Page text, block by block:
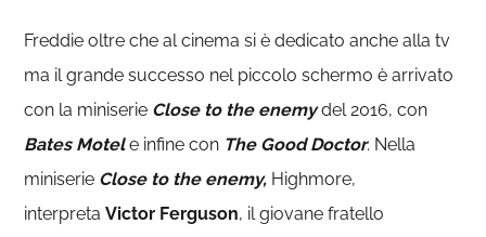
Freddie oltre che al cinema si è dedicato anche alla tv
ma il grande successo nel piccolo schermo è arrivato
con la miniserie Close to the enemy del 2016, con
Bates Motele infine con The Good Doctor. Nella
miniserie Close to the enemy, Highmore,
interpretaVictor Ferguson, il giovane fratello